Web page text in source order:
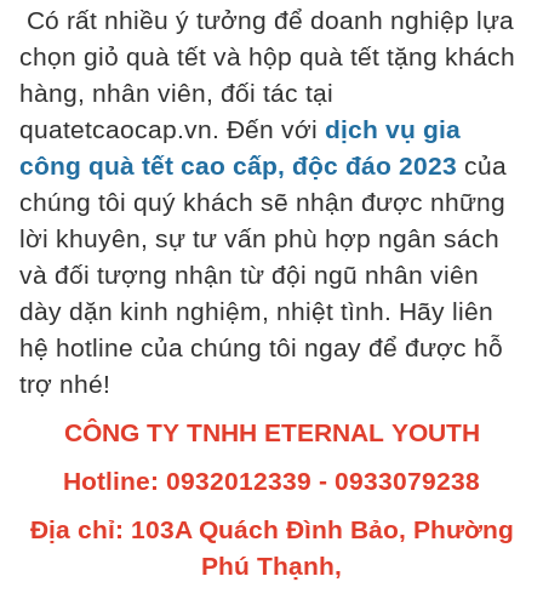
Có rất nhiều ý tưởng để doanh nghiệp lựa
chọn giỏ quà tết và hộp quà tết tặng khách
hàng, nhân viên, đối tác tại
quatetcaocap.vn. Đến với dịch vụ gia
công quà tết cao cấp, độc đáo 2023 của
chúng tôi quý khách sẽ nhận được những
lời khuyên, sự tư vấn phù hợp ngân sách
và đối tượng nhận từ đội ngũ nhân viên
dày dặn kinh nghiệm, nhiệt tình. Hãy liên
hệ hotline của chúng tôi ngay để được hỗ
trợ nhé!
CÔNG TY TNHH ETERNAL YOUTH
Hotline: 0932012339 - 0933079238
Địa chỉ: 103A Quách Đình Bảo, Phường
Phú Thạnh,